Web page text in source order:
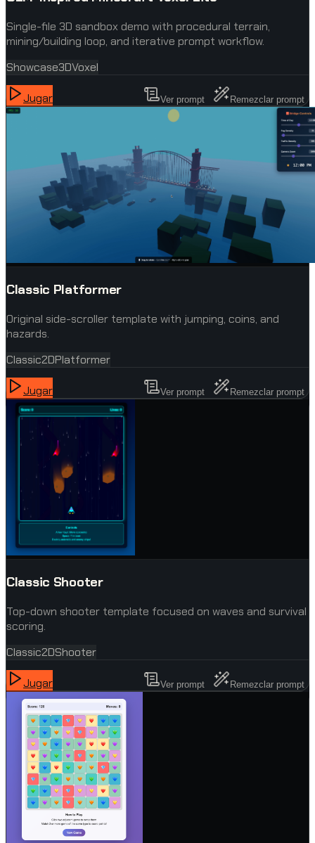
Single-file 3D sandbox demo with procedural terrain,
mining/building loop, and iterative prompt workflow.
Showcase3DVoxel
Jugar Ver prompt Remezclar prompt
Classic Platformer
Original side-scroller template with jumping, coins, and
hazards.
Classic2DPlatformer
Jugar Ver prompt Remezclar prompt
Classic Shooter
Top-down shooter template focused on waves and survival
scoring.
Classic2DShooter
Jugar Ver prompt Remezclar prompt